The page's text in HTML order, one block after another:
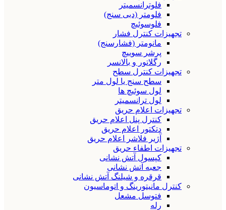
فلوترانسمیتر
فلومتر (دبی سنج)
فلوسوئیچ
تجهیزات کنترل فشار
مانومتر (فشارسنج)
پرشر سوییچ
رگلاتور و بالانسر
تجهیزات کنترل سطح
سطح سنج یا لول متر
لول سوئیچ ها
لول ترانسمیتر
تجهیزات اعلام حریق
کنترل پنل اعلام حریق
دتکتور اعلام حریق
آژیر فلاشر اعلام حریق
تجهیزات اطفاء حریق
کپسول آتش نشانی
جعبه آتش نشانی
قرقره و شیلنگ آتش نشانی
کنترل مانیتورینگ و اتوماسیون
فتوسل مشعل
رله